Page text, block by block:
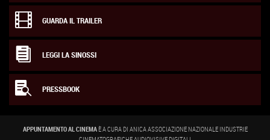
GUARDA IL TRAILER
LEGGI LA SINOSSI
PRESSBOOK
APPUNTAMENTO AL CINEMAÈ A CURA DI ANICA ASSOCIAZIONE NAZIONALE INDUSTRIE